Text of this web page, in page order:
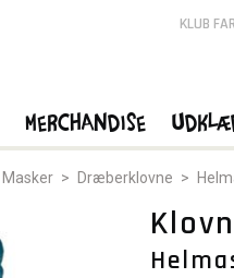
Masker > Dræberklovne >
KLUB
Merchandise